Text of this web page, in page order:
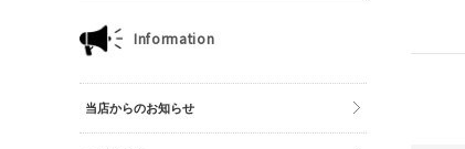
本立て・マガジンラック
時計
Information
当店からのお知らせ